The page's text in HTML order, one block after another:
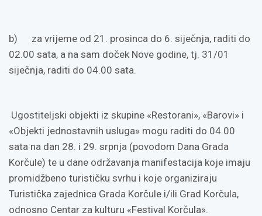
b) za vrijeme od 21. prosinca do 6. siječnja, raditi do
02.00 sata, a na sam doček Nove godine, tj. 31/01
siječnja, raditi do 04.00 sata.
Ugostiteljski objekti iz skupine «Restorani», «Barovi» i
«Objekti jednostavnih usluga» mogu raditi do 04.00
sata na dan 28. i 29. srpnja (povodom Dana Grada
Korčule) te u dane održavanja manifestacija koje imaju
promidžbeno turističku svrhu i koje organiziraju
Turistička zajednica Grada Korčule i/ili Grad Korčula,
odnosno Centar za kulturu «Festival Korčula».